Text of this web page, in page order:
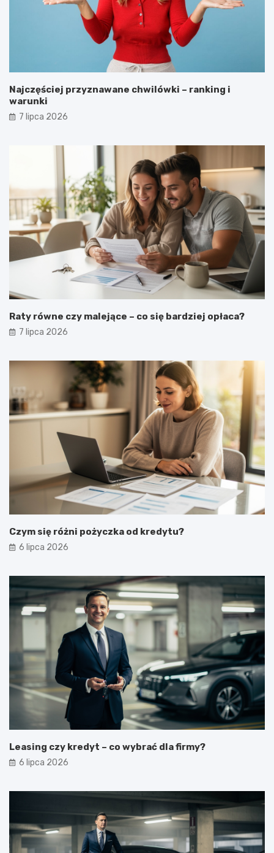
Najczęściej przyznawane chwilówki – ranking i
warunki
7 lipca 2026
Raty równe czy malejące – co się bardziej opłaca?
7 lipca 2026
Czym się różni pożyczka od kredytu?
6 lipca 2026
Leasing czy kredyt – co wybrać dla firmy?
6 lipca 2026